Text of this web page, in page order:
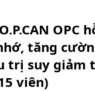
OPC
tăng
trị suy giảm
viên)